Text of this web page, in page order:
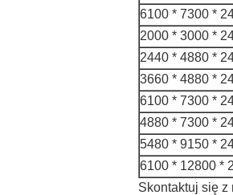
6100 * 7300 *
2000 * 3000 *
2440 * 4880 *
3660 * 4880 *
6100 * 7300 *
4880 * 7300 *
5480 * 9150 *
6100 * 12800 *
Skontaktuj się z